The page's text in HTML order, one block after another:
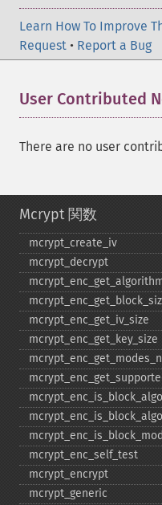
Learn How To Improve
Request • Report a Bug
User Contributed
There are no user
Mcrypt 関数
mcrypt_​create_​iv
mcrypt_​decrypt
mcrypt_​enc_​get_​iv_​size
mcrypt_​enc_​get_​key_​size
mcrypt_​enc_​self_​test
mcrypt_​encrypt
mcrypt_​generic